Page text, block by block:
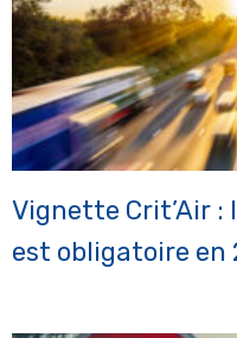
Vignette Crit’Air :
est obligatoire en